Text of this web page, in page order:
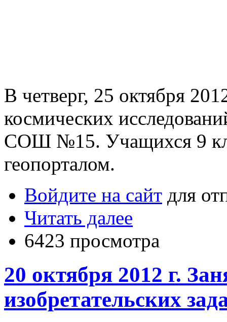
В четверг, 25 октября
космических
СОШ №15. Учащихся 9
геопорталом.
Войдите на сайт для
Читать далее
6423 просмотра
20 октября 2012 г.
изобретательских